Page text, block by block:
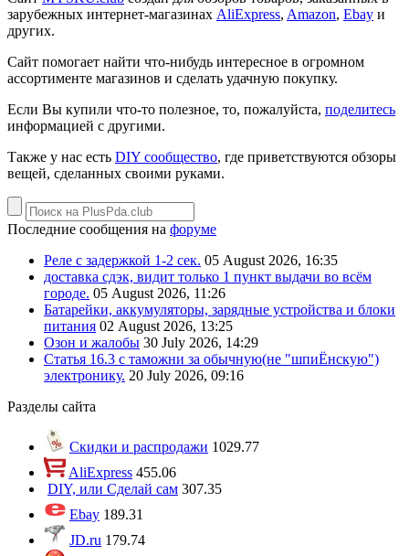
зарубежных интернет-магазинах AliExpress, Amazon, Ebay и
других.
Сайт помогает найти что-нибудь интересное в огромном
ассортименте магазинов и сделать удачную покупку.
Если Вы купили что-то полезное, то, пожалуйста, поделитесь
информацией с другими.
Также у нас есть DIY сообщество, где приветствуются обзоры
вещей, сделанных своими руками.
Последние сообщения на форуме
Реле с задержкой 1-2 сек. 05 August 2026, 16:35
доставка сдэк, видит только 1 пункт выдачи во всём
городе. 05 August 2026, 11:26
Батарейки, аккумуляторы, зарядные устройства и блоки
питания 02 August 2026, 13:25
Озон и жалобы 30 July 2026, 14:29
Статья 16.3 с таможни за обычную(не "шпиЁнскую")
электронику. 20 July 2026, 09:16
Разделы сайта
Скидки и распродажи 1029.77
AliExpress 455.06
DIY, или Сделай сам 307.35
Ebay 189.31
JD.ru 179.74